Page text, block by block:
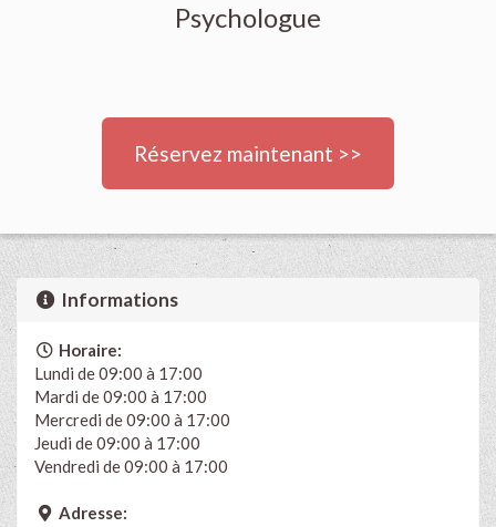
Psychologue
Réservez maintenant >>
Informations
Horaire:
Lundi de 09:00 à 17:00
Mardi de 09:00 à 17:00
Mercredi de 09:00 à 17:00
Jeudi de 09:00 à 17:00
Vendredi de 09:00 à 17:00
Adresse: